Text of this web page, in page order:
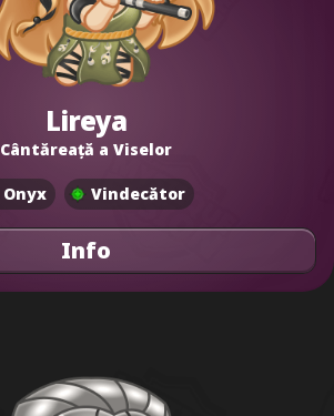
Lireya
Cântăreață a Viselor
Onyx Vindecător
Info